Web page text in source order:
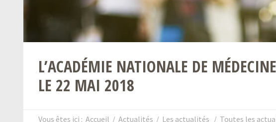
L’ACADÉMIE NATIONALE DE
LE 22 MAI 2018
Vous êtes ici : Accueil / Actualités / Les actualités / Toutes les